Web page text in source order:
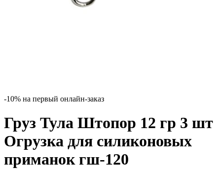
-10% на первый онлайн-заказ
Груз Тула Штопор 12 гр 3 шт
Огрузка для силиконовых
приманок гш-120